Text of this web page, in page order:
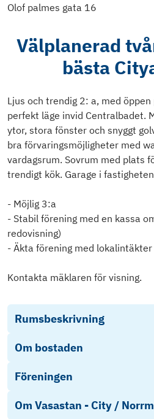
Olof palmes gata 16
Välplanerad
bästa
Ljus och trendig 2: a, med
perfekt läge invid Centralbadet.
ytor, stora fönster och snyggt
bra förvaringsmöjligheter med
vardagsrum. Sovrum med plats
trendigt kök. Garage i
- Möjlig 3:a
- Stabil förening med en kassa
redovisning)
- Äkta förening med
Kontakta mäklaren för visning.
Rumsbeskrivning
Om bostaden
Föreningen
Om Vasastan - City /